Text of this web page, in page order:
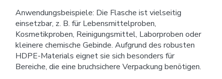
Anwendungsbeispiele: Die Flasche ist vielseitig
einsetzbar, z. B. für Lebensmittelproben,
Kosmetikproben, Reinigungsmittel, Laborproben oder
kleinere chemische Gebinde. Aufgrund des robusten
HDPE-Materials eignet sie sich besonders für
Bereiche, die eine bruchsichere Verpackung benötigen.